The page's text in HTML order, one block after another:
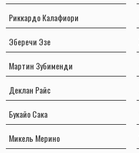
Риккардо Калафиори
Эберечи Эзе
Мартин Зубименди
Деклан Райс
Букайо Сака
Микель Мерино